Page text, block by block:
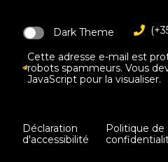
Dark Theme
Cette adresse e-mail est
robots spammeurs. Vous
JavaScript pour la visualiser.
Déclaration
d'accessibilité
Politique de